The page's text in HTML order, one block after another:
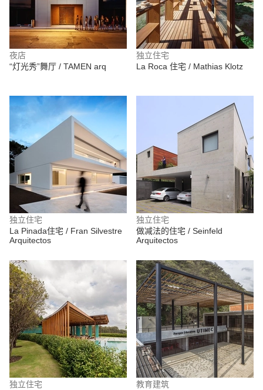
夜店
“灯光秀”舞厅 / TAMEN arq
独立住宅
La Roca 住宅 / Mathias Klotz
独立住宅
La Pinada住宅 / Fran Silvestre
Arquitectos
独立住宅
做减法的住宅 / Seinfeld
Arquitectos
独立住宅
教育建筑